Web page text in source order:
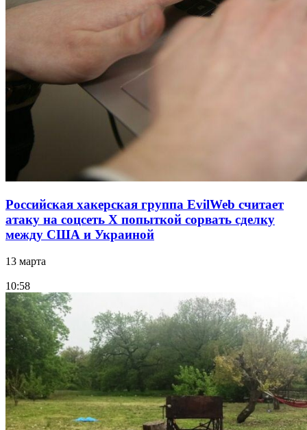
Российская хакерская группа EvilWeb считает
атаку на соцсеть Х попыткой сорвать сделку
между США и Украиной
13 марта
10:58